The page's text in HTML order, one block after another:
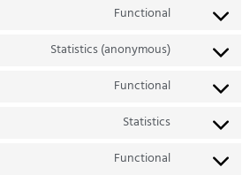
Functional
Statistics (anonymous)
Functional
Statistics
Functional